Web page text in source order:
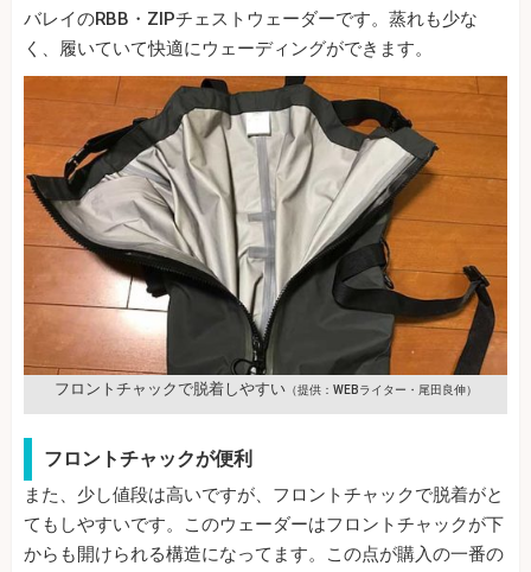
バレイのRBB・ZIPチェストウェーダーです。蒸れも少な
く、履いていて快適にウェーディングができます。
フロントチャックで脱着しやすい（提供：WEBライター・尾田良伸）
フロントチャックが便利
また、少し値段は高いですが、フロントチャックで脱着がと
てもしやすいです。このウェーダーはフロントチャックが下
からも開けられる構造になってます。この点が購入の一番の